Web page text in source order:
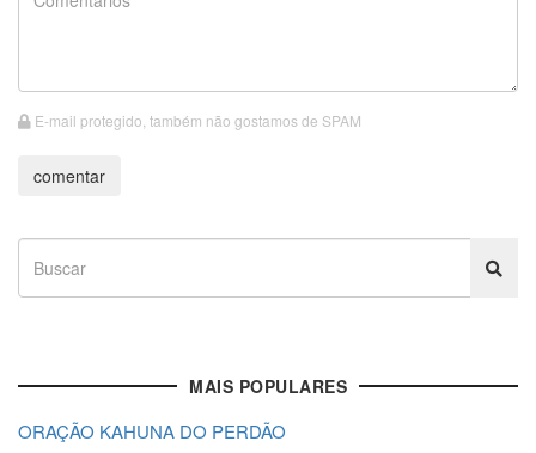
E-mail protegido, também não gostamos de SPAM
MAIS POPULARES
ORAÇÃO KAHUNA DO PERDÃO